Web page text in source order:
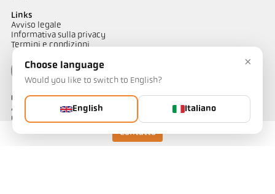
Contatto
Links
Avviso legale
Informativa sulla privacy
Termini e condizioni
Contatto
Avete domande riguardo alle nostre soluzioni di misurazione
della temperatura? Il nostro team è a vostra disposizione per
×
Choose language
Would you like to switch to English?
English Italiano